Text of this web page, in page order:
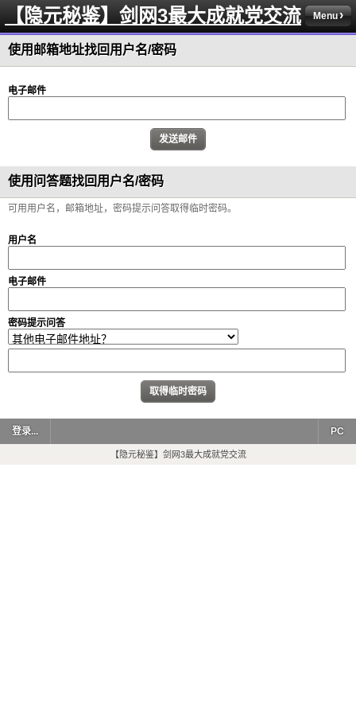
【隐元秘鉴】剑网3最大成就党交流 Menu
使用邮箱地址找回用户名/密码
电子邮件
使用问答题找回用户名/密码
可用用户名，邮箱地址，密码提示问答取得临时密码。
用户名
电子邮件
密码提示问答
登录... PC
【隐元秘鉴】剑网3最大成就党交流